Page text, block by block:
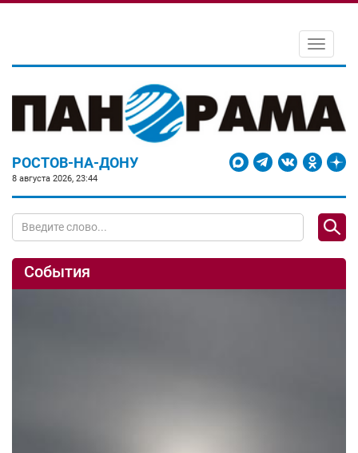
Toggle
РОСТОВ-НА-ДОНУ
8 августа 2026, 23:44
События